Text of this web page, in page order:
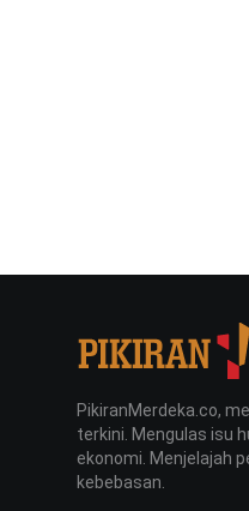
PikiranMerdeka.co,
terkini. Mengulas isu
ekonomi. Menjelajah
kebebasan.